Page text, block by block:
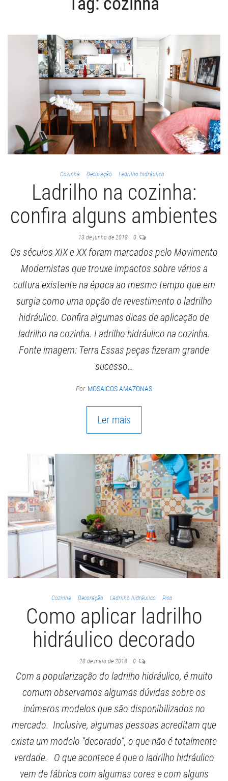
Cozinha Decoração Ladrilho hidráulico
Ladrilho na cozinha:
confira alguns ambientes
13 de junho de 2018 0
Os séculos XIX e XX foram marcados pelo Movimento
Modernistas que trouxe impactos sobre vários a
cultura existente na época ao mesmo tempo que em
surgia como uma opção de revestimento o ladrilho
hidráulico. Confira algumas dicas de aplicação de
ladrilho na cozinha. Ladrilho hidráulico na cozinha.
Fonte imagem: Terra Essas peças fizeram grande
sucesso…
Por MOSAICOS AMAZONAS
Ler mais
Cozinha Decoração Ladrilho hidráulico Piso
Como aplicar ladrilho
hidráulico decorado
28 de maio de 2018 0
Com a popularização do ladrilho hidráulico, é muito
comum observamos algumas dúvidas sobre os
inúmeros modelos que são disponibilizados no
mercado. Inclusive, algumas pessoas acreditam que
exista um modelo “decorado”, o que não é totalmente
verdade. O que acontece é que o ladrilho hidráulico
vem de fábrica com algumas cores e com alguns